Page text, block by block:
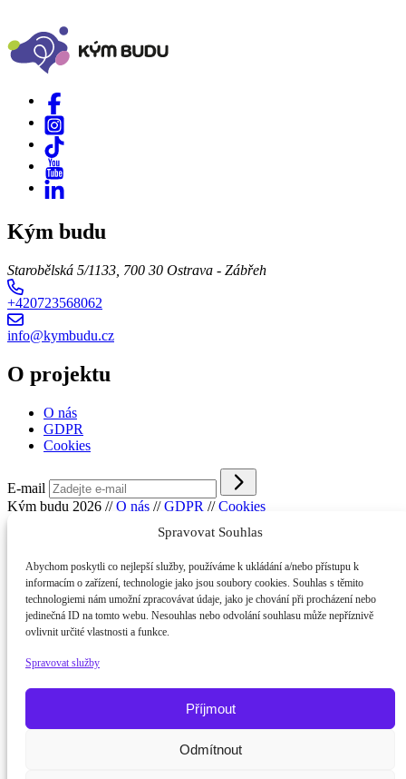
Spravovat Souhlas
Abychom poskytli co nejlepší služby, používáme k ukládání a/nebo přístupu k
informacím o zařízení, technologie jako jsou soubory cookies. Souhlas s těmito
technologiemi nám umožní zpracovávat údaje, jako je chování při procházení nebo
jedinečná ID na tomto webu. Nesouhlas nebo odvolání souhlasu může nepříznivě
ovlivnit určité vlastnosti a funkce.
Spravovat služby
Příjmout
Odmítnout
Kým budu
Starobělská 5/1133, 700 30 Ostrava - Zábřeh
+420723568062
info@kymbudu.cz
O projektu
O nás
GDPR
Cookies
E-mail
Kým budu 2026 // O nás // GDPR // Cookies
Potřebujete poradit?